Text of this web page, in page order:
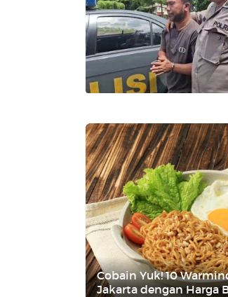
Cobain Yuk! 10
Jakarta dengan Harga